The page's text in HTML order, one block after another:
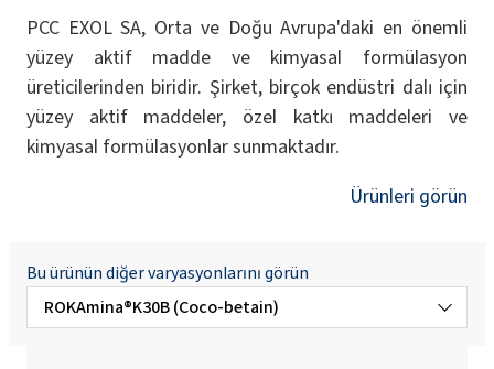
PCC EXOL SA, Orta ve Doğu Avrupa'daki en önemli
yüzey aktif madde ve kimyasal formülasyon
üreticilerinden biridir. Şirket, birçok endüstri dalı için
yüzey aktif maddeler, özel katkı maddeleri ve
kimyasal formülasyonlar sunmaktadır.
Ürünleri görün
Bu ürünün diğer varyasyonlarını görün
ROKAmina®K30B (Coco-betain)